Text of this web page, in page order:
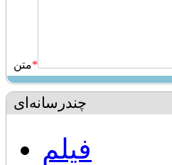
متن*
چندرسانه‌ای
فیلم